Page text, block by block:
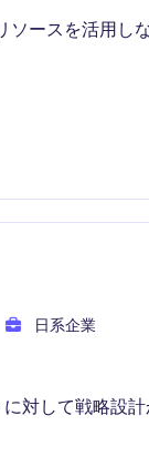
ソースを活用し
日系企業
対して戦略設